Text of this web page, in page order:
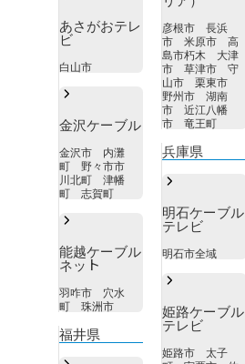
あさがおテレ
ビ
白山市
金沢ケーブル
金沢市 内灘
町 野々市市
川北町 津幡
町 志賀町
能越ケーブル
ネット
羽咋市 穴水
町 珠洲市
福井県
彦根市 長浜
市 米原市 高
島市朽木 大津
市 草津市 守
山市 栗東市
野州市 湖南
市 近江八幡
市 竜王町
兵庫県
明石ケーブル
テレビ
明石市全域
姫路ケーブル
テレビ
姫路市 太子